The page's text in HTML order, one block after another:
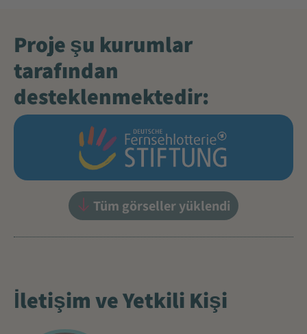
Proje şu kurumlar
tarafından
desteklenmektedir:
Tüm görseller yüklendi
İletişim ve Yetkili Kişi